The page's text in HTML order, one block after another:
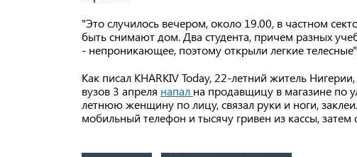
"Это случилось вечером, около 19.00, в частном
быть снимают дом. Два студента, причем разных
- непроникающее, поэтому открыли легкие
Как писал KHARKIV Today, 22-летний житель
вузов 3 апреля напал на продавщицу в магазине по
летнюю женщину по лицу, связал руки и ноги,
мобильный телефон и тысячу гривен из кассы, затем